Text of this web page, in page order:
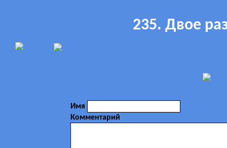
235. Двое
Имя
Комментарий